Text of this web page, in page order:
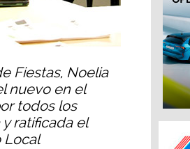
Fiestas, Noelia
nuevo en el
todos los
ratificada el
Local